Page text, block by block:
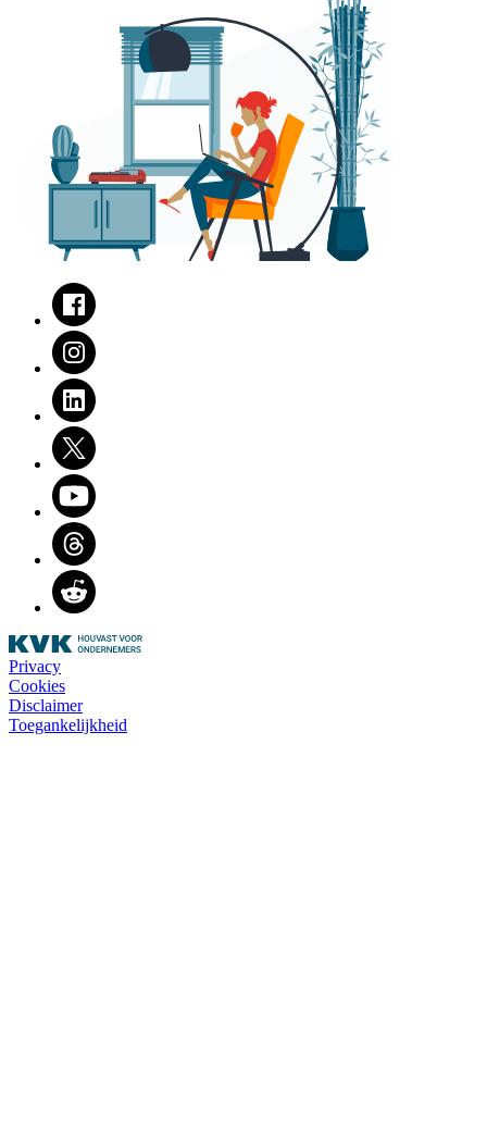
Facebook
Instagram
LinkedIn
Twitter
Youtube
Threads
Reddit
Privacy
Cookies
Disclaimer
Toegankelijkheid